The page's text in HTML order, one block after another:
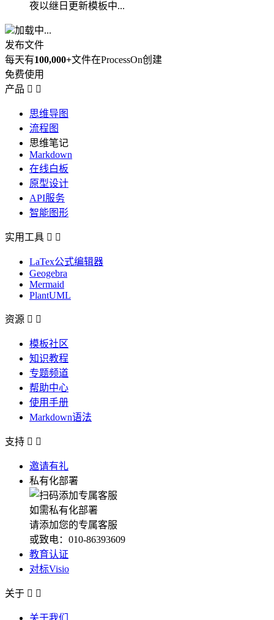
夜以继日更新模板中...
加载中...
发布文件
每天有100,000+文件在ProcessOn创建
免费使用
产品  
思维导图
流程图
思维笔记
Markdown
在线白板
原型设计
API服务
智能图形
实用工具  
LaTex公式编辑器
Geogebra
Mermaid
PlantUML
资源  
模板社区
知识教程
专题频道
帮助中心
使用手册
Markdown语法
支持  
邀请有礼
私有化部署
如需私有化部署
请添加您的专属客服
或致电：010-86393609
教育认证
对标Visio
关于  
关于我们